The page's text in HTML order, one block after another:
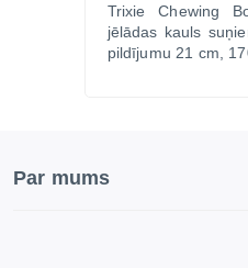
Trixie Chewing
jēlādas kauls
pildījumu 21 cm,
Par mums